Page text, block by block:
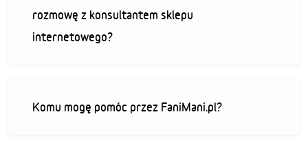
rozmowę z konsultantem sklepu
internetowego?
Komu mogę pomóc przez FaniMani.pl?